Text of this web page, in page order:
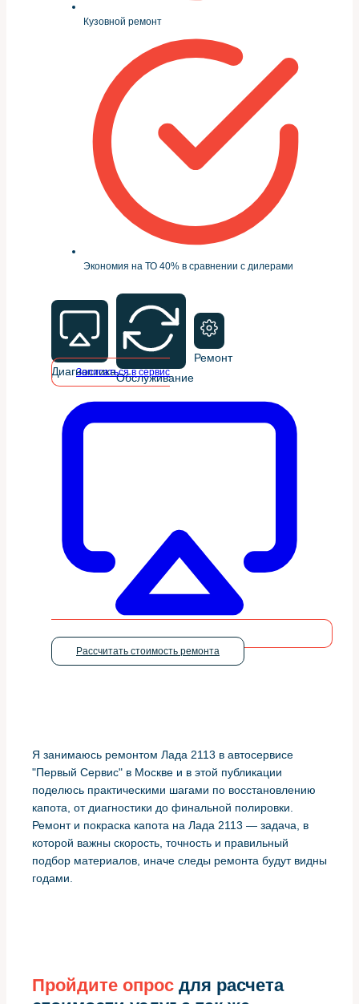
Кузовной ремонт
Экономия на ТО 40% в сравнении с дилерами
ДиагностикаОбслуживание
Ремонт
Записаться в сервис
Рассчитать стоимость ремонта
Я занимаюсь ремонтом Лада 2113 в автосервисе
"Первый Сервис" в Москве и в этой публикации
поделюсь практическими шагами по восстановлению
капота, от диагностики до финальной полировки.
Ремонт и покраска капота на Лада 2113 — задача, в
которой важны скорость, точность и правильный
подбор материалов, иначе следы ремонта будут видны
годами.
Пройдите опрос для расчета